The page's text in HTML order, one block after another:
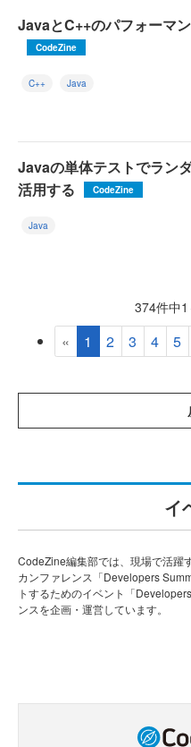
JavaとC++のパフォーマ
CodeZine
C++ Java
Javaの単体テストでラン
活用する
CodeZine
Java
374件中
« 1 2 3 4 5
イ
CodeZine編集部では、現場で活躍
カンファレンス「Developers
トするためのイベント「
ンスを企画・運営しています。